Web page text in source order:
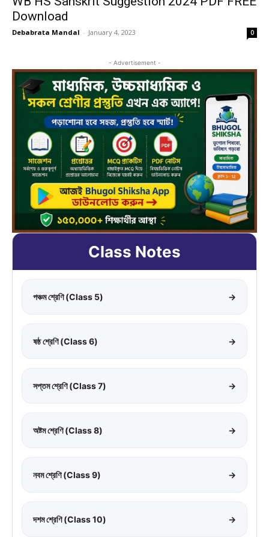
Download
Debabrata Mandal - January 4, 2023 0
- Advertisement -
Class Notes
পঞ্চম শ্রেণি (Class 5) →
ষষ্ঠ শ্রেণি (Class 6) →
সপ্তম শ্রেণি (Class 7) →
অষ্টম শ্রেণি (Class 8) →
নবম শ্রেণি (Class 9) →
দশম শ্রেণি (Class 10) →